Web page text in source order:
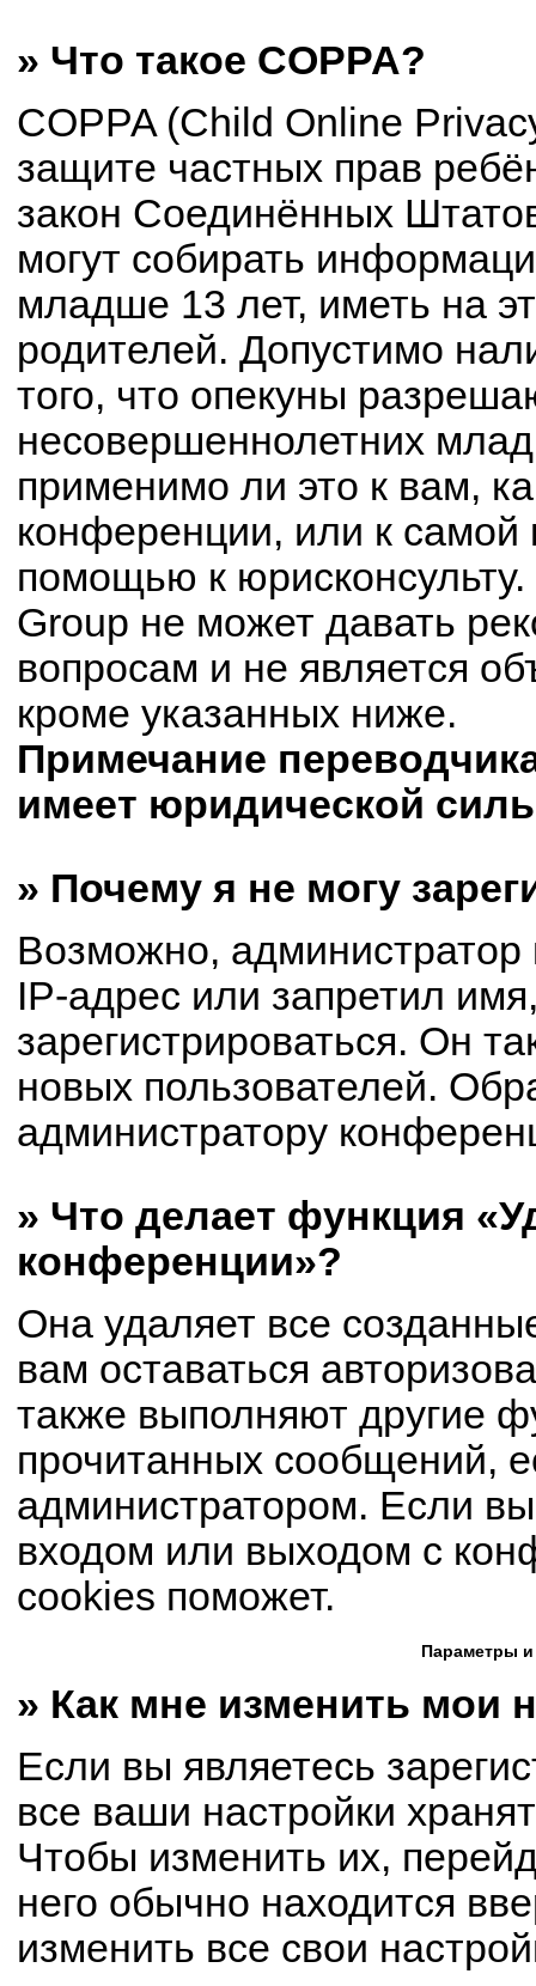
» Что такое COPPA?
COPPA (Child Online
защите частных прав
закон Соединённых
могут собирать
младше 13 лет, иметь на
родителей. Допустимо
того, что опекуны
несовершеннолетних
применимо ли это к вам,
конференции, или к самой
помощью к
Group не может давать
вопросам и не является
кроме указанных ниже.
Примечание
имеет юридической
» Почему я не могу
Возможно,
IP-адрес или запретил
зарегистрироваться. Он
новых пользователей.
администратору
» Что делает функция
конференции»?
Она удаляет все
вам оставаться
также выполняют другие
прочитанных сообщений,
администратором. Если
входом или выходом с
cookies поможет.
Параметры и
» Как мне изменить мои
Если вы являетесь
все ваши настройки
Чтобы изменить их,
него обычно находится
изменить все свои